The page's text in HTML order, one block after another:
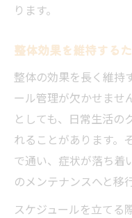
ります。
整体効果を維持する
整体の効果を長く維持
ール管理が欠かせませ
としても、日常生活の
れることがあります。
で通い、症状が落ち着
のメンテナンスへと移
スケジュールを立てる